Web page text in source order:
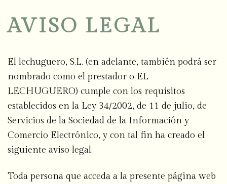
AVISO LEGAL
El lechuguero, S.L. (en adelante, también podrá ser
nombrado como el prestador o EL
LECHUGUERO) cumple con los requisitos
establecidos en la Ley 34/2002, de 11 de julio, de
Servicios de la Sociedad de la Información y
Comercio Electrónico, y con tal fin ha creado el
siguiente aviso legal.
Toda persona que acceda a la presente página web